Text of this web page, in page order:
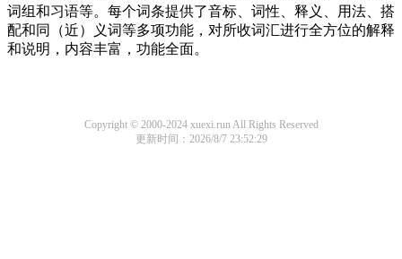
词组和习语等。每个词条提供了音标、词性、释义、用法、搭
配和同（近）义词等多项功能，对所收词汇进行全方位的解释
和说明，内容丰富，功能全面。
Copyright © 2000-2024 xuexi.run All Rights Reserved
更新时间：2026/8/7 23:52:29